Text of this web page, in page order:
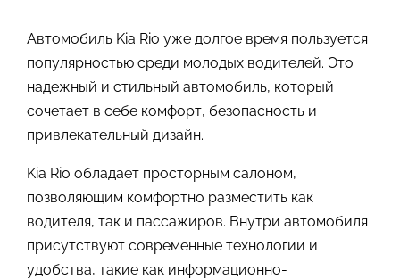
Автомобиль Kia Rio уже долгое время пользуется
популярностью среди молодых водителей. Это
надежный и стильный автомобиль, который
сочетает в себе комфорт, безопасность и
привлекательный дизайн.
Kia Rio обладает просторным салоном,
позволяющим комфортно разместить как
водителя, так и пассажиров. Внутри автомобиля
присутствуют современные технологии и
удобства, такие как информационно-